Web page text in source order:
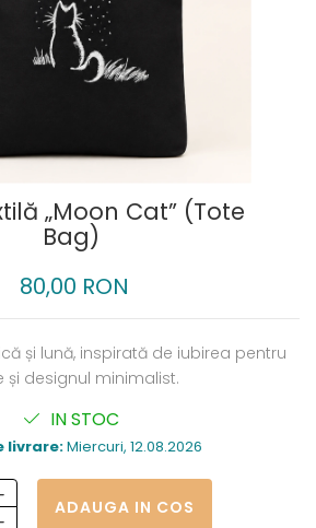
„Moon Cat” (Tote
Bag)
80,00 RON
și lună, inspirată de iubirea pentru
și designul minimalist.
IN STOC
livrare:Miercuri, 12.08.2026
ADAUGA IN COS